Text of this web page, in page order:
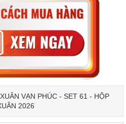
VẠN PHÚC - SET 61 - HỘP
2026